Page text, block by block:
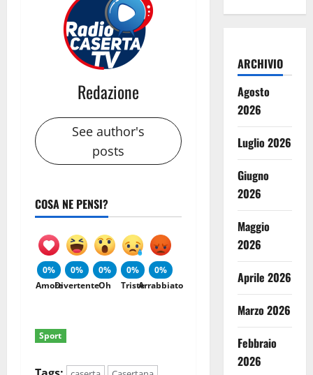
Redazione
See author's
posts
COSA NE PENSI?
0%
Amore
0%
Divertente
0%
Oh
0%
Triste
0%
Arrabbiato
Sport
ARCHIVIO
Agosto
2026
Luglio 2026
Giugno
2026
Maggio
2026
Aprile 2026
Marzo 2026
Febbraio
2026